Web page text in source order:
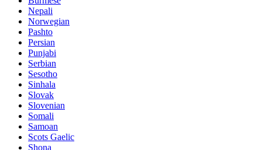
Nepali
Norwegian
Pashto
Persian
Punjabi
Serbian
Sesotho
Sinhala
Slovak
Slovenian
Somali
Samoan
Scots Gaelic
Shona